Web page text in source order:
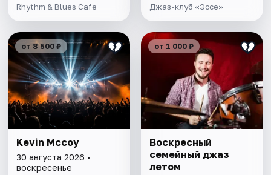
Rhythm & Blues Cafe Джаз-клуб «Эссе»
от 8 500 ₽
Kevin Mccoy
30 августа 2026 •
воскресенье
от 1 000 ₽
Воскресный
семейный джаз
летом